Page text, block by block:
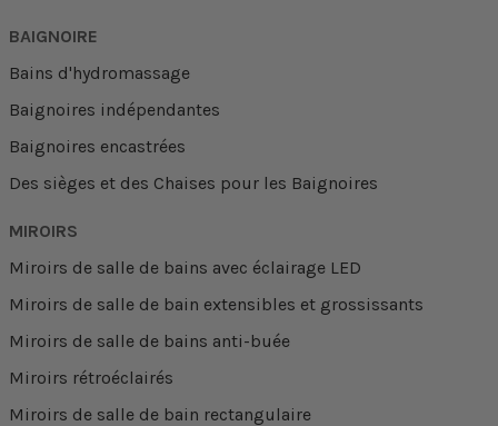
BAIGNOIRE
Bains d'hydromassage
Baignoires indépendantes
Baignoires encastrées
Des sièges et des Chaises pour les Baignoires
MIROIRS
Miroirs de salle de bains avec éclairage LED
Miroirs de salle de bain extensibles et grossissants
Miroirs de salle de bains anti-buée
Miroirs rétroéclairés
Miroirs de salle de bain rectangulaire